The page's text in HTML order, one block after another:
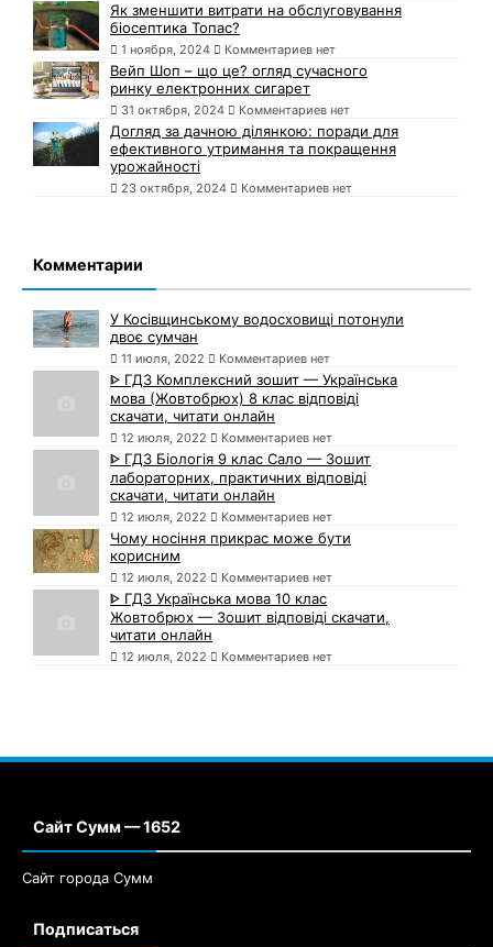
Як зменшити витрати на обслуговування
біосептика Топас?
1 ноября, 2024 Комментариев нет
Вейп Шоп – що це? огляд сучасного
ринку електронних сигарет
31 октября, 2024 Комментариев нет
Догляд за дачною ділянкою: поради для
ефективного утримання та покращення
урожайності
23 октября, 2024 Комментариев нет
Комментарии
У Косівщинському водосховищі потонули
двоє сумчан
11 июля, 2022 Комментариев нет
ᐈ ГДЗ Комплексний зошит — Українська
мова (Жовтобрюх) 8 клас відповіді
скачати, читати онлайн
12 июля, 2022 Комментариев нет
ᐈ ГДЗ Біологія 9 клас Сало — Зошит
лабораторних, практичних відповіді
скачати, читати онлайн
12 июля, 2022 Комментариев нет
Чому носіння прикрас може бути
корисним
12 июля, 2022 Комментариев нет
ᐈ ГДЗ Українська мова 10 клас
Жовтобрюх — Зошит відповіді скачати,
читати онлайн
12 июля, 2022 Комментариев нет
Сайт Сумм — 1652
Сайт города Сумм
Подписаться